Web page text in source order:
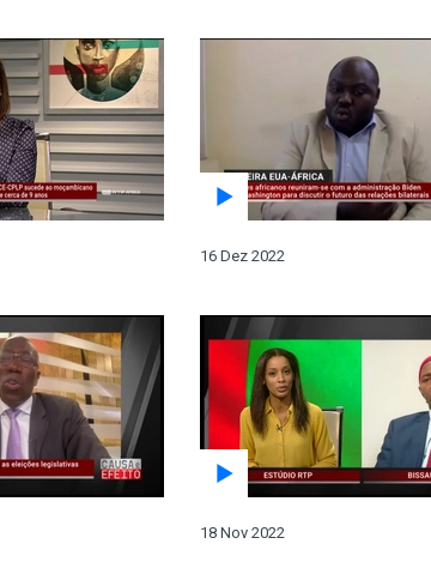
16 Dez 2022
18 Nov 2022